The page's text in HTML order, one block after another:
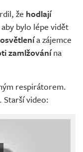
že hodlají
bylo lépe vidět
a zájemce
zamlžovánína
respirátorem.
Starší video: